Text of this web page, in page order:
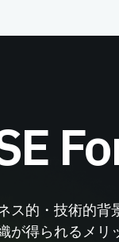
ス的・技術的背
が得られるメリ